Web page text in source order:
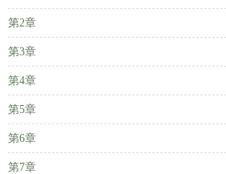
第2章
第3章
第4章
第5章
第6章
第7章